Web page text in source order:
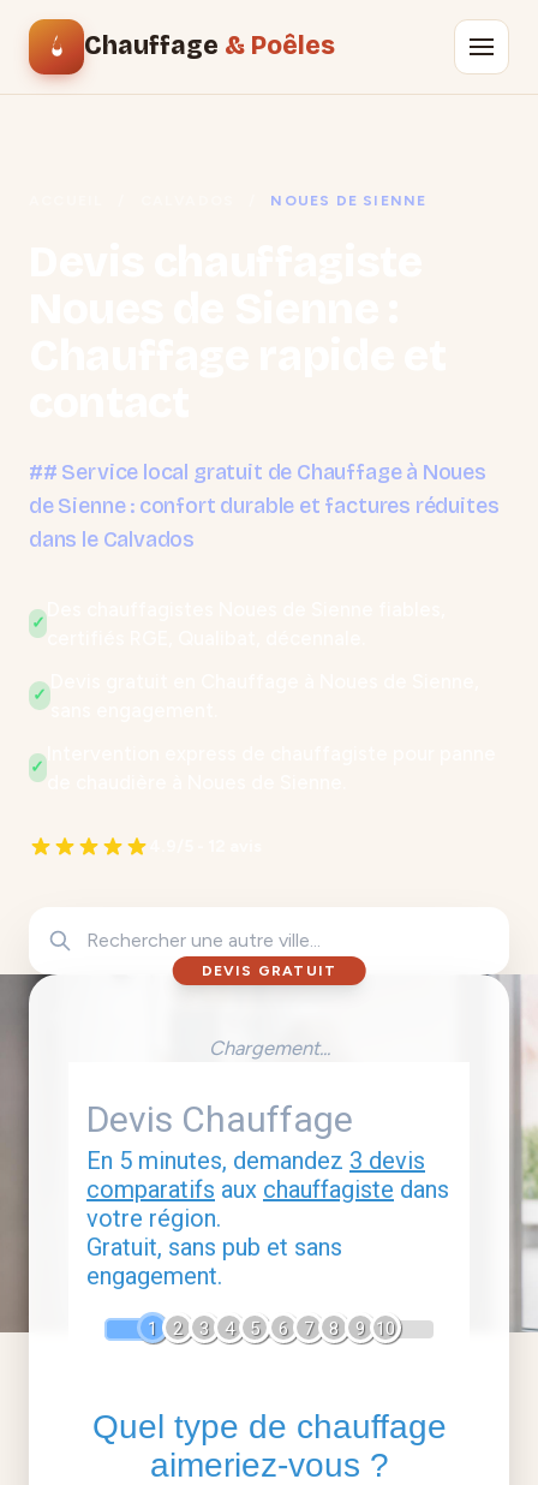
Chauffage & Poêles
NOUES DE SIENNE
## Service local gratuit de Chauffage à Noues
de Sienne : confort durable et factures réduites
dans le Calvados
✓
✓
✓
Intervention express de chauffagiste pour panne
de chaudière à Noues de Sienne.
DEVIS GRATUIT
Chargement...
Devis Chauffage
En 5 minutes, demandez 3 devis
comparatifs aux chauffagiste dans
votre région.
Gratuit, sans pub et sans
engagement.
1 2 3 4 5 6 7 8 9 10
Quel type de chauffage
aimeriez-vous ?